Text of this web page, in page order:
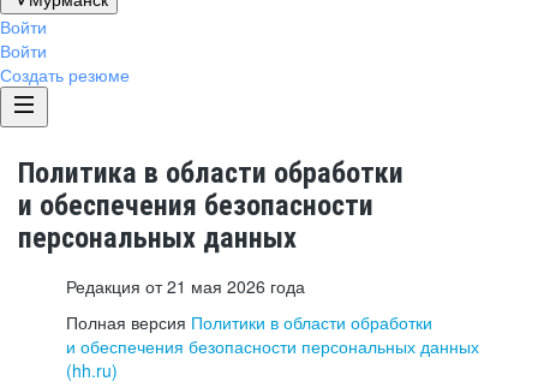
Войти
Войти
Создать резюме
Политика в области обработки
и обеспечения безопасности
персональных данных
Редакция от 21 мая 2026 года
Полная версия Политики в области обработки
и обеспечения безопасности персональных данных
(hh.ru)